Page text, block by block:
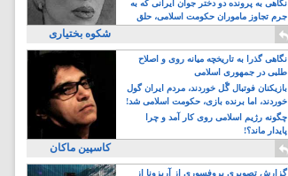
نگاهی به پرونده دو دختر جوان ایرانی که به
جرم تجاوز ماموران حکومت اسلامی، حلق
آویز شدند!
شکوه بختیاری
نگاهی گذرا به تاریخچه میانه روی و اصلاح
طلبی در جمهوری اسلامی
بازیکنان فوتبال گًل خوردند، مردم ایران گول
خوردند، اما برنده بازی، حکومت اسلامی شد!
چگونه رژیم اسلامی روی کار آمد و چرا
پایدار ماند؟!
کاسپین ماکان
گزارش تصویری پروفسوری از آریزونا از